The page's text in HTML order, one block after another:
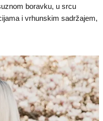
boravku, u srcu
i vrhunskim sadržajem,